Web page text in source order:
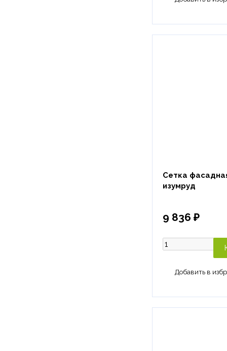
Сетка
изумруд
9 836 ₽